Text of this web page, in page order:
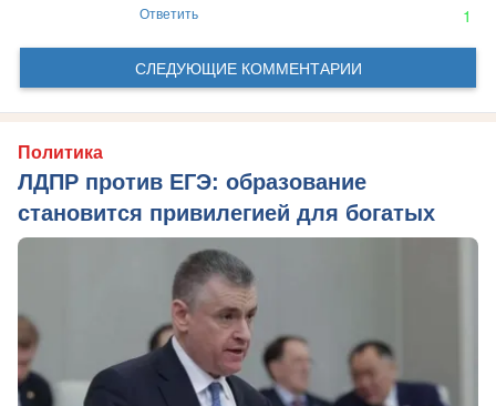
Ответить 1
СЛЕДУЮЩИЕ КОММЕНТАРИИ
Политика
ЛДПР против ЕГЭ: образование
становится привилегией для богатых